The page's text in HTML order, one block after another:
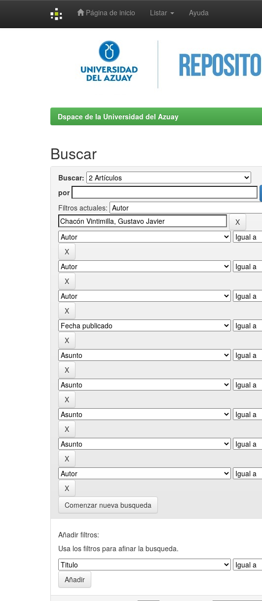
Página de inicio Listar Ayuda
Dspace de la Universidad del Azuay
Buscar
Buscar:
por
Filtros actuales:
Comenzar nueva busqueda
Añadir filtros:
Usa los filtros para afinar la busqueda.